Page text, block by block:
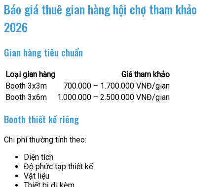
Báo giá thuê gian hàng hội chợ tham khảo
2026
Gian hàng tiêu chuẩn
Loại gian hàng
Giá tham khảo
Booth 3x3m
700.000 – 1.700.000 VNĐ/gian
Booth 3x6m
1.000.000 – 2.500.000 VNĐ/gian
Booth thiết kế riêng
Chi phí thường tính theo:
Diện tích
Độ phức tạp thiết kế
Vật liệu